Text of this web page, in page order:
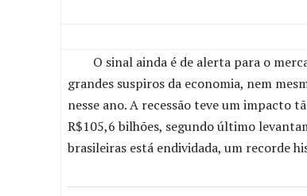
O sinal ainda é de alerta para o
grandes suspiros da economia, nem
nesse ano. A recessão teve um impacto
R$105,6 bilhões, segundo último
brasileiras está endividada, um recorde